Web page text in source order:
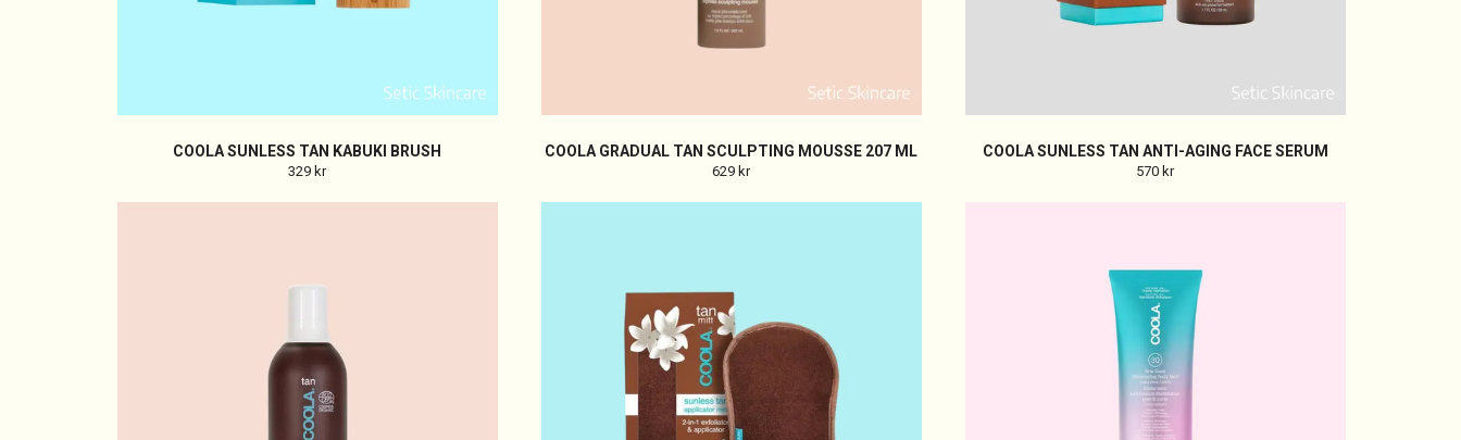
COOLA SUNLESS TAN KABUKI BRUSH
329 kr
COOLA GRADUAL TAN SCULPTING MOUSSE 207 ML
629 kr
COOLA SUNLESS TAN ANTI-AGING FACE SERUM
570 kr